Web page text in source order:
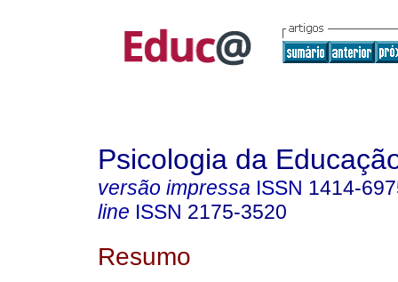
Psicologia da
versão impressa ISSN 1414-
line ISSN 2175-3520
Resumo